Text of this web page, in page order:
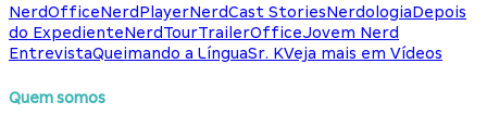
NerdOfficeNerdPlayerNerdCast StoriesNerdologiaDepois
do ExpedienteNerdTourTrailerOfficeJovem Nerd
EntrevistaQueimando a LínguaSr. KVeja mais em Vídeos
Quem somos